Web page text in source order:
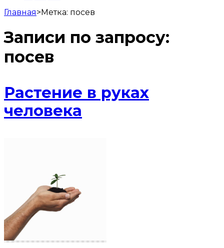
Главная>Метка: посев
Записи по запросу:
посев
Растение в руках
человека